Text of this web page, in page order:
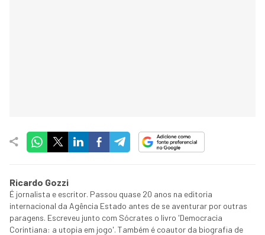
Ricardo Gozzi
É jornalista e escritor. Passou quase 20 anos na editoria
internacional da Agência Estado antes de se aventurar por outras
paragens. Escreveu junto com Sócrates o livro 'Democracia
Corintiana: a utopia em jogo'. Também é coautor da biografia de